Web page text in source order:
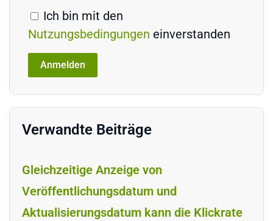
Ich bin mit den
Nutzungsbedingungen einverstanden
Verwandte Beiträge
Gleichzeitige Anzeige von
Veröffentlichungsdatum und
Aktualisierungsdatum kann die Klickrate